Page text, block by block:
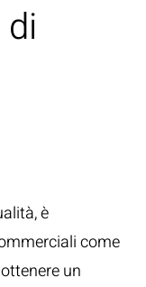
è
come
un